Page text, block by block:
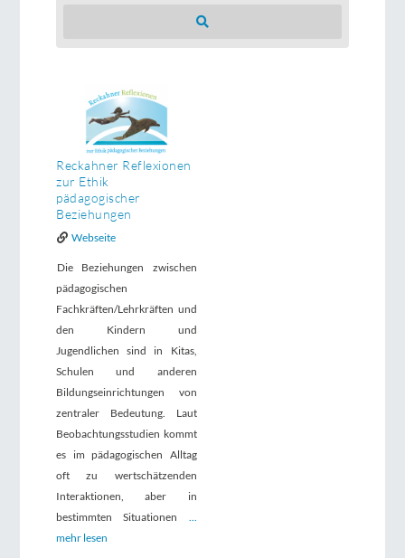
Reckahner Reflexionen
zur Ethik
pädagogischer
Beziehungen
Webseite
Die Beziehungen zwischen
pädagogischen
Fachkräften/Lehrkräften und
den Kindern und
Jugendlichen sind in Kitas,
Schulen und anderen
Bildungseinrichtungen von
zentraler Bedeutung. Laut
Beobachtungsstudien kommt
es im pädagogischen Alltag
oft zu wertschätzenden
Interaktionen, aber in
bestimmten Situationen
mehr lesen